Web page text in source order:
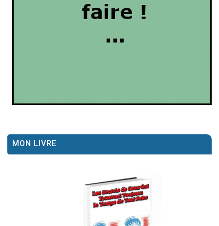
MON LIVRE